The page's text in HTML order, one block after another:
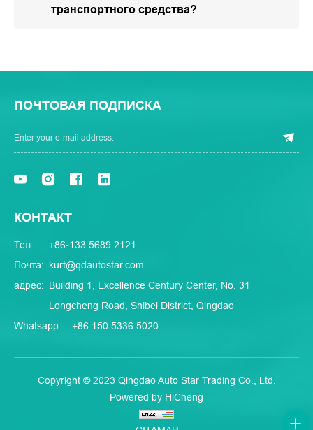
транспортного средства?
ПОЧТОВАЯ ПОДПИСКА
КОНТАКТ
Тел:
+86-133 5689 2121
Почта: kurt@qdautostar.com
адрес: Building 1, Excellence Century Center, No. 31
Longcheng Road, Shibei District, Qingdao
Whatsapp:
+86 150 5336 5020
Copyright © 2023 Qingdao Auto Star Trading Co., Ltd.
Powered by HiCheng